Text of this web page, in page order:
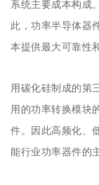
系统主要成本构成
此，功率半导体器
本提供最大可靠性
用碳化硅制成的第
用的功率转换模块
件。因此高频化、
能行业功率器件的